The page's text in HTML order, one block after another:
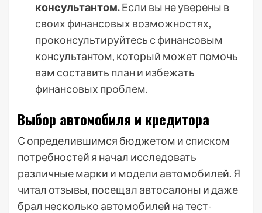
консультантом.Если вы не уверены в
своих финансовых возможностях,
проконсультируйтесь с финансовым
консультантом, который может помочь
вам составить план и избежать
финансовых проблем.
Выбор автомобиля и кредитора
С определившимся бюджетом и списком
потребностей я начал исследовать
различные марки и модели автомобилей. Я
читал отзывы, посещал автосалоны и даже
брал несколько автомобилей на тест-